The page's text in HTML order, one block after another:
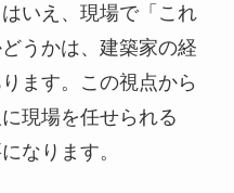
いえ、現場で「これ
うかは、建築家の経
ます。この視点から
現場を任せられる
なります。